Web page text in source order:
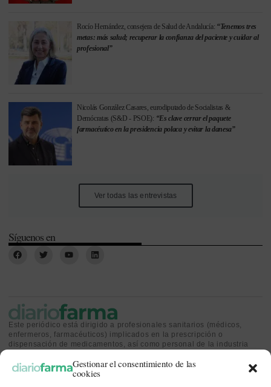
Gestionar el consentimiento de las
cookies
Rocío Hernández, consejera de Salud de Andalucía: “Tenemos tres
metas: más salud; recuperar la confianza del paciente y cuidar al
profesional”
Nicolás González Casares, eurodiputado de Socialistas &
Demócratas (S&D - PSOE): “Es clave cerrar el paquete
farmacéutico en la presidencia polaca y evitar la danesa”
Ver todas las entrevistas
Síguenos en
Este periódico está dirigido a profesionales sanitarios (médicos,
enfermeros, farmacéuticos) implicados en la prescripción o
dispensación de medicamentos, así como personal de la industria
sanitaria.